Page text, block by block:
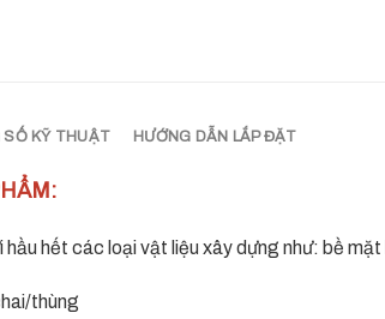
SỐ KỸ THUẬT HƯỚNG DẪN LẮP ĐẶT
hầu hết các loại vật liệu xây dựng như: bề
thùng